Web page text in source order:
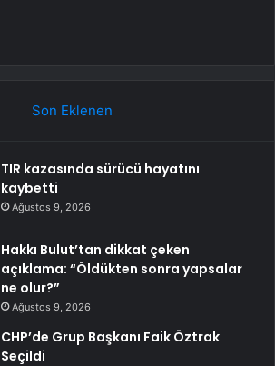
Son Eklenen
TIR kazasında sürücü hayatını
kaybetti
Ağustos 9, 2026
Hakkı Bulut’tan dikkat çeken
açıklama: “Öldükten sonra yapsalar
ne olur?”
Ağustos 9, 2026
CHP’de Grup Başkanı Faik Öztrak
Seçildi